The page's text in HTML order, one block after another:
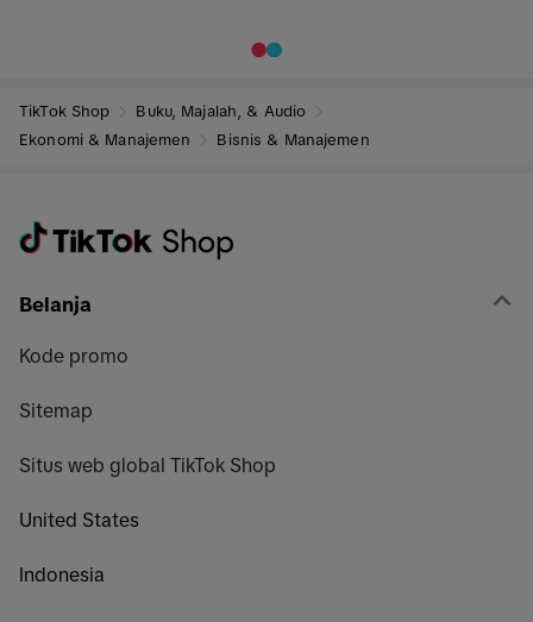
TikTok Shop
Buku, Majalah, & Audio
Ekonomi & Manajemen
Bisnis & Manajemen
Belanja
Kode promo
Sitemap
Situs web global TikTok Shop
United States
Indonesia